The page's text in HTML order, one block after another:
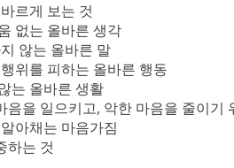
르게 보는 것
없는 올바른 생각
않는 올바른 말
위를 피하는 올바른 행동
는 올바른 생활
음을 일으키고, 악한 마음을 줄이기
아채는 마음가짐
하는 것